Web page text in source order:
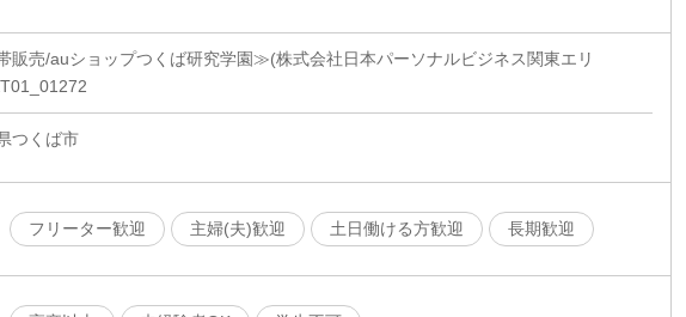
販売/auショップつくば研究学園≫(株式会社日本パーソナルビジネス関東エリ
つくば市
フリーター歓迎
主婦(夫)歓迎 土日働ける方歓迎 長期歓迎